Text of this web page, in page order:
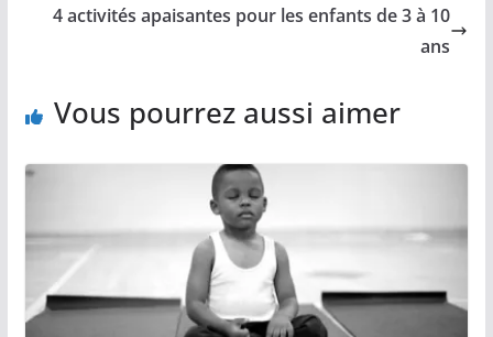
4 activités apaisantes pour les enfants de 3 à 10
ans
Vous pourrez aussi aimer